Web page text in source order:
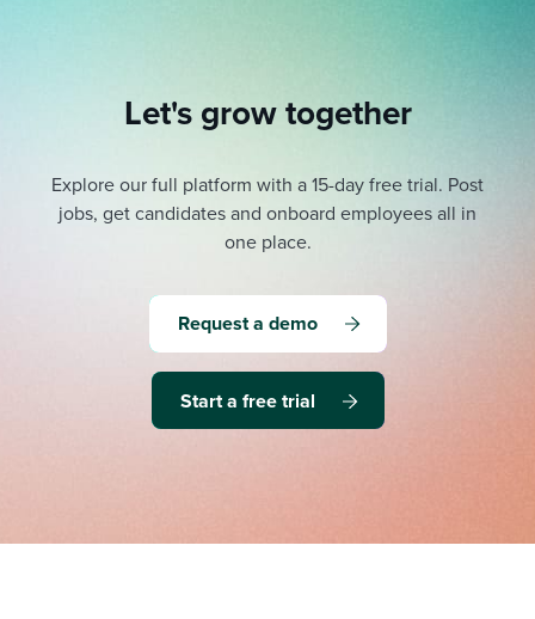
Let's grow together
Explore our full platform with a 15-day free trial. Post
jobs, get candidates and onboard employees all in
one place.
Request a demo
Start a free trial